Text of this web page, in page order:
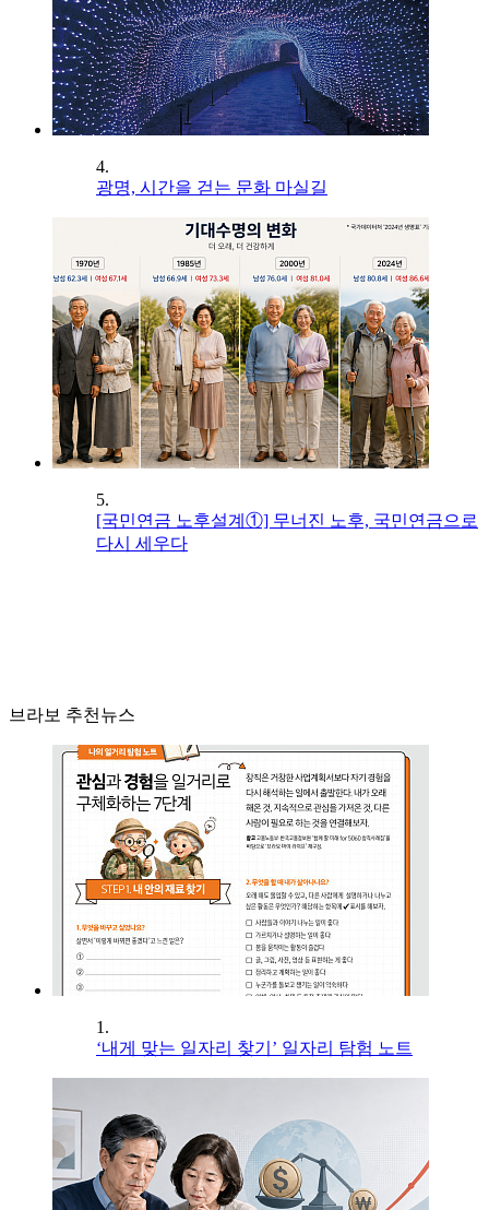
4.
광명, 시간을 걷는 문화 마실길
5.
[국민연금 노후설계①] 무너진 노후, 국민연금으로
다시 세우다
브라보 추천뉴스
1.
‘내게 맞는 일자리 찾기’ 일자리 탐험 노트